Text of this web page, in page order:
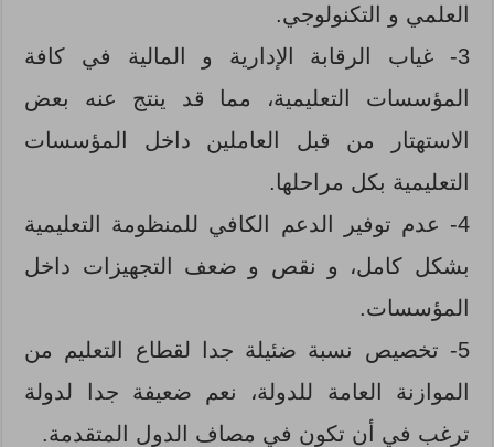
العلمي و التكنولوجي.
3- غياب الرقابة الإدارية و المالية في كافة
المؤسسات التعليمية، مما قد ينتج عنه بعض
الاستهتار من قبل العاملين داخل المؤسسات
التعليمية بكل مراحلها.
4- عدم توفير الدعم الكافي للمنظومة التعليمية
بشكل كامل، و نقص و ضعف التجهيزات داخل
المؤسسات.
5- تخصيص نسبة ضئيلة جدا لقطاع التعليم من
الموازنة العامة للدولة، نعم ضعيفة جدا لدولة
ترغب في أن تكون في مصاف الدول المتقدمة.